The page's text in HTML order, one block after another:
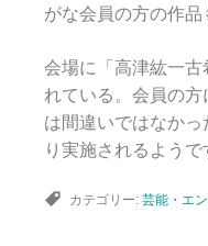
がな会員の方の作品
会場に「高津紘一
れている。会員の
は間違いではなか
り実施されるようで
カテゴリー: 芸能・エ